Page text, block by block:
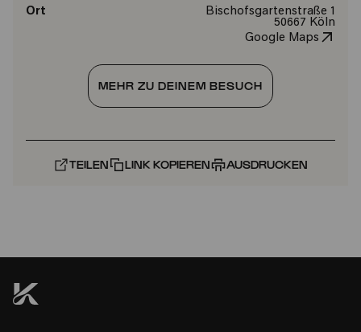
Ort
Bischofsgartenstraße 1
50667 Köln
Google Maps
MEHR ZU DEINEM BESUCH
TEILEN LINK KOPIEREN AUSDRUCKEN